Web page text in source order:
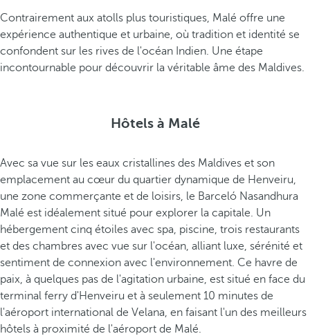
Contrairement aux atolls plus touristiques, Malé offre une
expérience authentique et urbaine, où tradition et identité se
confondent sur les rives de l'océan Indien. Une étape
incontournable pour découvrir la véritable âme des Maldives.
Hôtels à Malé
Avec sa vue sur les eaux cristallines des Maldives et son
emplacement au cœur du quartier dynamique de Henveiru,
une zone commerçante et de loisirs, le Barceló Nasandhura
Malé est idéalement situé pour explorer la capitale. Un
hébergement cinq étoiles avec spa, piscine, trois restaurants
et des chambres avec vue sur l'océan, alliant luxe, sérénité et
sentiment de connexion avec l'environnement. Ce havre de
paix, à quelques pas de l'agitation urbaine, est situé en face du
terminal ferry d'Henveiru et à seulement 10 minutes de
l'aéroport international de Velana, en faisant l'un des meilleurs
hôtels à proximité de l'aéroport de Malé.
e
t
r
a
d
i
t
i
o
n
n
e